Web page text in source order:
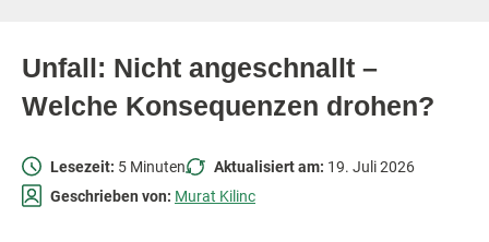
Unfall: Nicht angeschnallt –
Welche Konsequenzen drohen?
Lesezeit: 5 Minuten Aktualisiert am: 19. Juli 2026
Geschrieben von: Murat Kilinc